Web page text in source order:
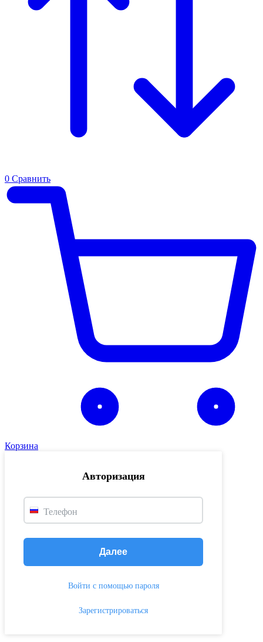
0 Сравнить
Корзина
Авторизация
Телефон
Далее
Войти с помощью пароля
Зарегистрироваться